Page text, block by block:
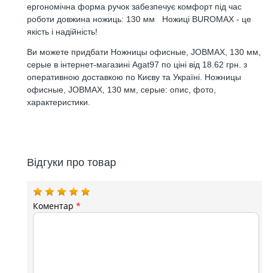
ергономічна форма ручок забезпечує комфорт під час
роботи довжина ножиць: 130 мм Ножиці BUROMAX - це
якість і надійність!
Ви можете придбати Ножницы офисные, JOBMAX, 130 мм,
серые в інтернет-магазині Agat97 по ціні від 18.62 грн. з
оперативною доставкою по Києву та Україні. Ножницы
офисные, JOBMAX, 130 мм, серые: опис, фото,
характеристики.
Відгуки про товар
Коментар*